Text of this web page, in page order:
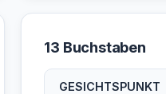
13 Buchstaben
GESICHTSPUNKT